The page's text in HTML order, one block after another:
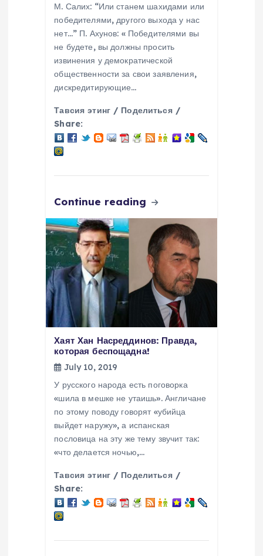
М. Салих: “Или станем шахидами или
победителями, другого выхода у нас
нет…” П. Ахунов: « Победителями вы
не будете, вы должны просить
извинения у демократической
общественности за свои заявления,
дискредитирующие…
Тавсия этинг / Поделиться /
Share:
Continue reading
Хаят Хан Насреддинов: Правда,
которая беспощадна!
July 10, 2019
У русского народа есть поговорка
«шила в мешке не утаишь». Англичане
по этому поводу говорят «убийца
выйдет наружу», а испанская
пословица на эту же тему звучит так:
«что делается ночью,…
Тавсия этинг / Поделиться /
Share: